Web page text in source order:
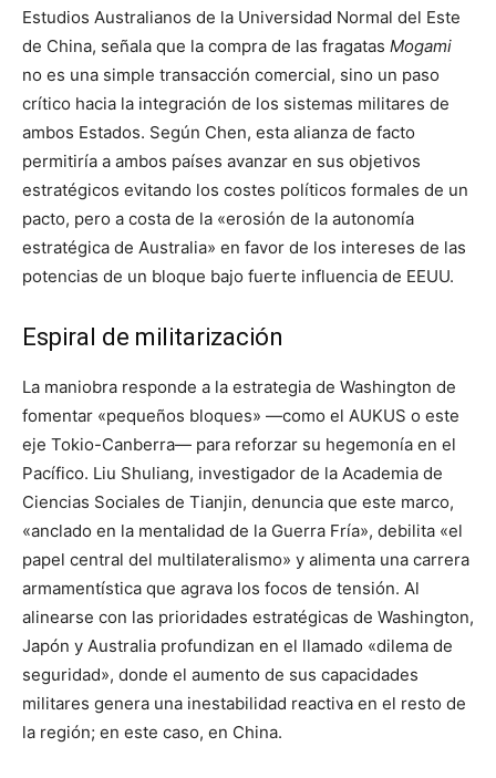
Estudios Australianos de la Universidad Normal del Este
de China, señala que la compra de las fragatas Mogami
no es una simple transacción comercial, sino un paso
crítico hacia la integración de los sistemas militares de
ambos Estados. Según Chen, esta alianza de facto
permitiría a ambos países avanzar en sus objetivos
estratégicos evitando los costes políticos formales de un
pacto, pero a costa de la «erosión de la autonomía
estratégica de Australia» en favor de los intereses de las
potencias de un bloque bajo fuerte influencia de EEUU.
Espiral de militarización
La maniobra responde a la estrategia de Washington de
fomentar «pequeños bloques» —como el AUKUS o este
eje Tokio-Canberra— para reforzar su hegemonía en el
Pacífico. Liu Shuliang, investigador de la Academia de
Ciencias Sociales de Tianjin, denuncia que este marco,
«anclado en la mentalidad de la Guerra Fría», debilita «el
papel central del multilateralismo» y alimenta una carrera
armamentística que agrava los focos de tensión. Al
alinearse con las prioridades estratégicas de Washington,
Japón y Australia profundizan en el llamado «dilema de
seguridad», donde el aumento de sus capacidades
militares genera una inestabilidad reactiva en el resto de
la región; en este caso, en China.